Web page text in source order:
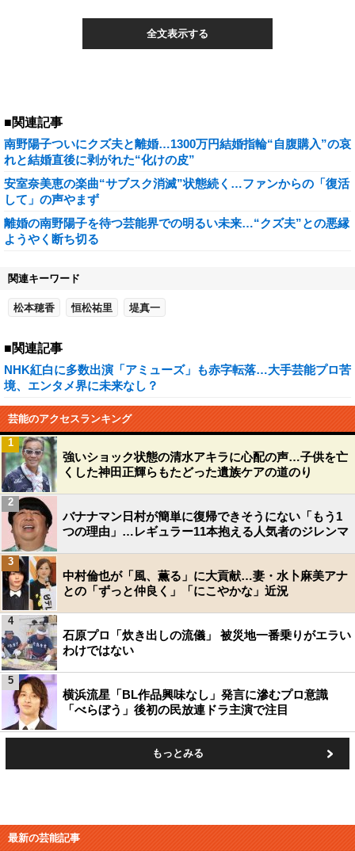
全文表示する
■関連記事
南野陽子ついにクズ夫と離婚…1300万円結婚指輪“自腹購入”の哀
れと結婚直後に剥がれた“化けの皮”
安室奈美恵の楽曲“サブスク消滅”状態続く…ファンからの「復活
して」の声やまず
離婚の南野陽子を待つ芸能界での明るい未来…“クズ夫”との悪縁
ようやく断ち切る
関連キーワード
松本穂香 恒松祐里 堤真一
■関連記事
NHK紅白に多数出演「アミューズ」も赤字転落…大手芸能プロ苦
境、エンタメ界に未来なし？
芸能のアクセスランキング
強いショック状態の清水アキラに心配の声…子供を亡
くした神田正輝らもたどった遺族ケアの道のり
1
バナナマン日村が簡単に復帰できそうにない「もう1
つの理由」…レギュラー11本抱える人気者のジレンマ
2
中村倫也が「風、薫る」に大貢献…妻・水卜麻美アナ
との「ずっと仲良く」「にこやかな」近況
3
石原プロ「炊き出しの流儀」 被災地一番乗りがエラい
わけではない
4
横浜流星「BL作品興味なし」発言に滲むプロ意識
「べらぼう」後初の民放連ドラ主演で注目
5
もっとみる
最新の芸能記事